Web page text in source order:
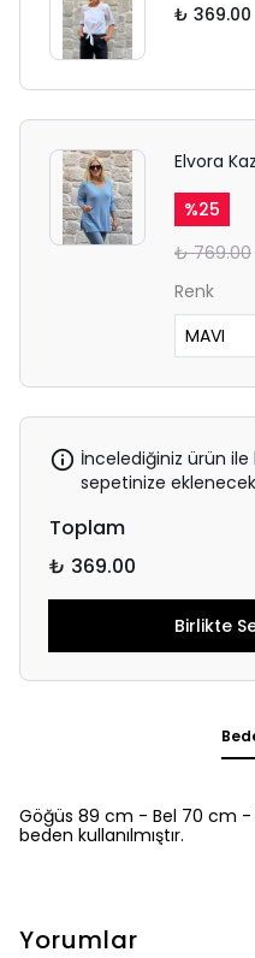
₺ 369.00
Elvora
%25
₺ 769.00
Renk
İncelediğiniz ürün
sepetinize
Toplam
₺ 369.00
Birlikte
Göğüs 89 cm - Bel 70 cm
beden kullanılmıştır.
Yorumlar